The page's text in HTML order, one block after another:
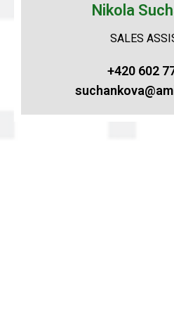
Nikola
SALES
+420 602